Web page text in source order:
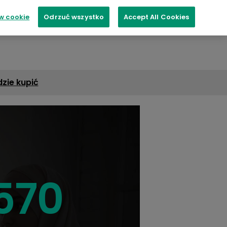
Gdzie kupić
kupić
cookie Odrzuć wszystko Accept All Cookies